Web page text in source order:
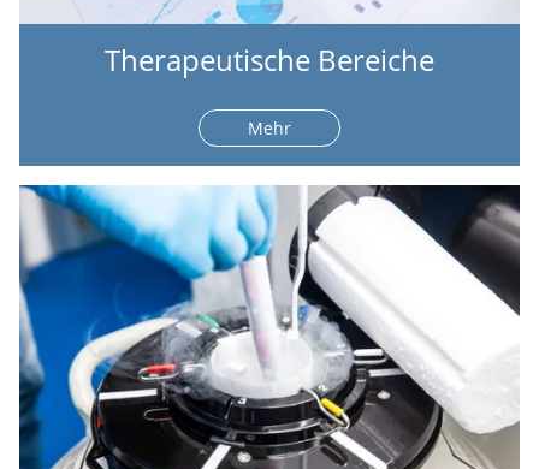
Therapeutische Bereiche
Mehr